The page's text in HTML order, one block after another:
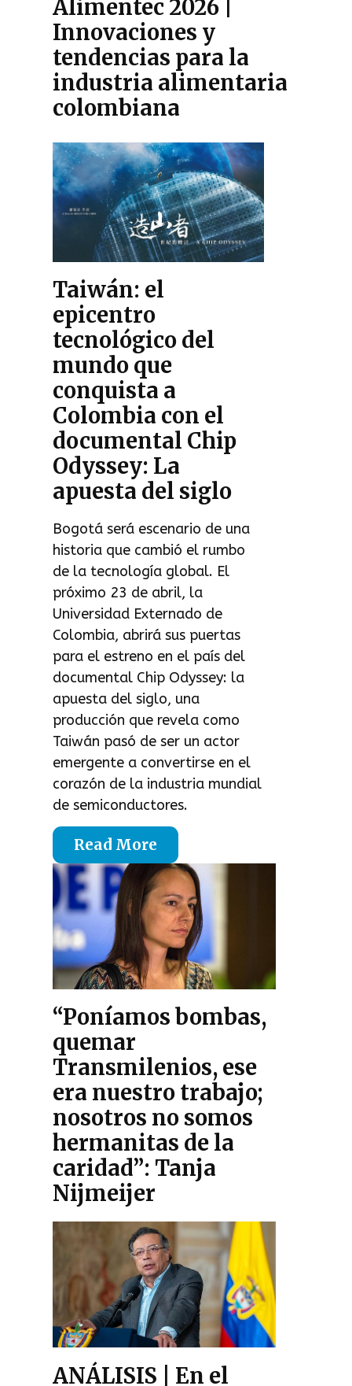
Alimentec 2026 |
Innovaciones y
tendencias para la
industria alimentaria
colombiana
Taiwán: el
epicentro
tecnológico del
mundo que
conquista a
Colombia con el
documental Chip
Odyssey: La
apuesta del siglo
Bogotá será escenario de una
historia que cambió el rumbo
de la tecnología global. El
próximo 23 de abril, la
Universidad Externado de
Colombia, abrirá sus puertas
para el estreno en el país del
documental Chip Odyssey: la
apuesta del siglo, una
producción que revela como
Taiwán pasó de ser un actor
emergente a convertirse en el
corazón de la industria mundial
de semiconductores.
Read More
“Poníamos bombas,
quemar
Transmilenios, ese
era nuestro trabajo;
nosotros no somos
hermanitas de la
caridad”: Tanja
Nijmeijer
ANÁLISIS | En el